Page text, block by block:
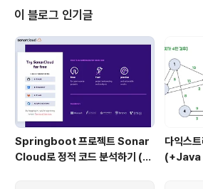
불리는 문제들과 보안 취약점 등의 문제를 사전체 찾아
수 있습니다.잠재적으로 버그가 발생할 수도 있는 코드
찾을 수 있다.코드 스타일(코딩 컨벤션) 위반 여부를 판
할 수 있다.오타를 찾아낼 수 있다.사용되지 않는 코드를
아낼 수 있다.잠재적인 보안 취약점을 발견할 수 있다. 2.
코드 품..
이 블로그 인기글
Springboot 프로젝트 Sonar
Cloud로 정적 코드 분석하기 (+
다익스
(+Java